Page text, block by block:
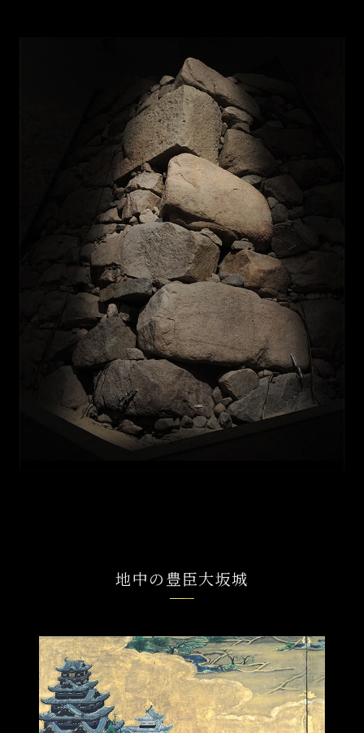
地中の豊臣大坂城